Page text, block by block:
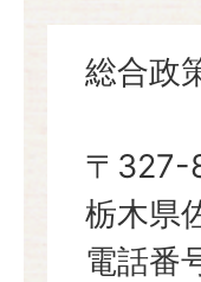
総合政
〒327-
栃木県
電話番